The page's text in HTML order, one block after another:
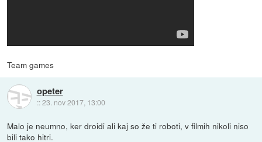
Team games
opeter
::23. nov 2017, 13:00
Malo je neumno, ker droidi ali kaj so že ti roboti, v filmih nikoli niso
bili tako hitri.